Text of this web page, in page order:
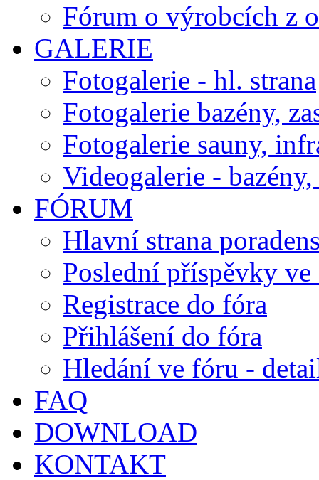
Fórum o výrobcích z
GALERIE
Fotogalerie - hl. strana
Fotogalerie bazény,
Fotogalerie sauny,
Videogalerie - bazény,
FÓRUM
Hlavní strana
Poslední příspěvky
Registrace do fóra
Přihlášení do fóra
Hledání ve fóru -
FAQ
DOWNLOAD
KONTAKT